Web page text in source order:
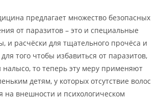
предлагает множество безопасных
от паразитов – это и специальные
и расчёски для тщательного прочёса и
того чтобы избавиться от паразитов,
налысо, то теперь эту меру применяют
детям, у которых отсутствие волос
на внешности и психологическом